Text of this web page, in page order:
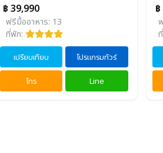
฿ 39,990
ฟรีมื้ออาหาร: 13
ที่พัก:
เปรียบเทียบ โปรแกรมทัวร์
โทร Line